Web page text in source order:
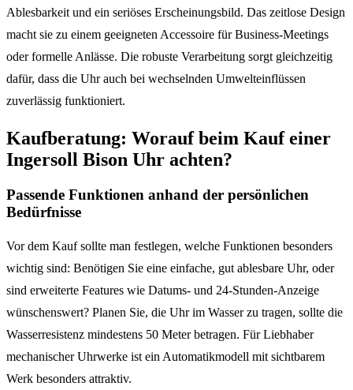
Ablesbarkeit und ein seriöses Erscheinungsbild. Das zeitlose Design
macht sie zu einem geeigneten Accessoire für Business-Meetings
oder formelle Anlässe. Die robuste Verarbeitung sorgt gleichzeitig
dafür, dass die Uhr auch bei wechselnden Umwelteinflüssen
zuverlässig funktioniert.
Kaufberatung: Worauf beim Kauf einer
Ingersoll Bison Uhr achten?
Passende Funktionen anhand der persönlichen
Bedürfnisse
Vor dem Kauf sollte man festlegen, welche Funktionen besonders
wichtig sind: Benötigen Sie eine einfache, gut ablesbare Uhr, oder
sind erweiterte Features wie Datums- und 24-Stunden-Anzeige
wünschenswert? Planen Sie, die Uhr im Wasser zu tragen, sollte die
Wasserresistenz mindestens 50 Meter betragen. Für Liebhaber
mechanischer Uhrwerke ist ein Automatikmodell mit sichtbarem
Werk besonders attraktiv.